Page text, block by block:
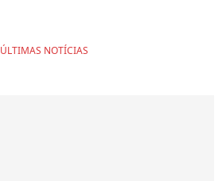
ÚLTIMAS NOTÍCIAS